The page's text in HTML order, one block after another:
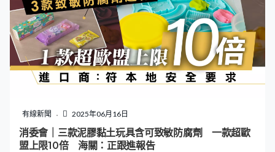
發出尖銳的叫聲，然後就看到了驚悚一幕，那名男子手拿
著松鼠的半截尾巴。 「我們身旁有人說，就是他把松鼠的
尾巴拽掉了。我朋友馬上出聲制止，他很快走掉了。」她
說，松鼠受傷後逃回了樹上，她拍下了事發後的照片和視
頻，可見半截尾巴被棄在地上，而爬回樹上的松鼠尾部血
淋淋的，「牠好像平衡感不是很好了，感覺歪歪扭扭。真
衡 獸醫：幸尾骨較完整 據杭州獸醫徐順達表示，從圖片
看松鼠的尾骨較為完整，被拽掉的是尾部的皮毛，「這種
情況下，如能及時對創口進行清理，並讓松鼠在幹凈的環
有線新聞 2025年06月16日
消委會｜三款泥膠黏土玩具含可致敏防腐劑 一款超歐
盟上限10倍 海關：正跟進報告